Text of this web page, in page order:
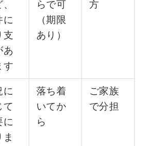
に
支
あ
す
らで可
（期限
あり）
方
に
て
に
ま
落ち着
いてか
ら
ご家族
で分担